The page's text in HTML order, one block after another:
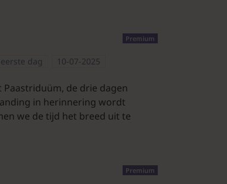
Premium
dag 10-07-2025
de drie dagen
in herinnering wordt
we de tijd het breed uit te
Premium